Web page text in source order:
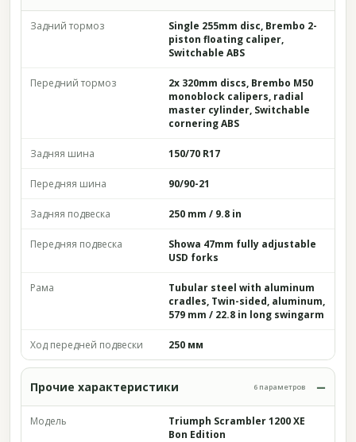
Задний тормоз
Single 255mm disc, Brembo 2-
piston floating caliper,
Switchable ABS
Передний тормоз
2x 320mm discs, Brembo M50
monoblock calipers, radial
master cylinder, Switchable
cornering ABS
Задняя шина 150/70 R17
Передняя шина 90/90-21
Задняя подвеска 250 mm / 9.8 in
Передняя подвеска
Showa 47mm fully adjustable
USD forks
Рама
Tubular steel with aluminum
cradles, Twin-sided, aluminum,
579 mm / 22.8 in long swingarm
Ход передней подвески 250 мм
Прочие характеристики 6 параметров
Модель
Triumph Scrambler 1200 XE
Bon Edition